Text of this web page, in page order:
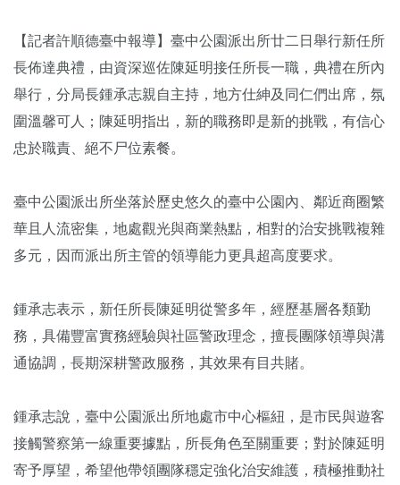
【記者許順德臺中報導】臺中公園派出所廿二日舉行新任所
長佈達典禮，由資深巡佐陳延明接任所長一職，典禮在所內
舉行，分局長鍾承志親自主持，地方仕紳及同仁們出席，氛
圍溫馨可人；陳延明指出，新的職務即是新的挑戰，有信心
忠於職責、絕不尸位素餐。
臺中公園派出所坐落於歷史悠久的臺中公園內、鄰近商圈繁
華且人流密集，地處觀光與商業熱點，相對的治安挑戰複雜
多元，因而派出所主管的領導能力更具超高度要求。
鍾承志表示，新任所長陳延明從警多年，經歷基層各類勤
務，具備豐富實務經驗與社區警政理念，擅長團隊領導與溝
通協調，長期深耕警政服務，其效果有目共賭。
鍾承志說，臺中公園派出所地處市中心樞紐，是市民與遊客
接觸警察第一線重要據點，所長角色至關重要；對於陳延明
寄予厚望，希望他帶領團隊穩定強化治安維護，積極推動社